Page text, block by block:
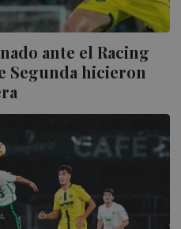
ante el Racing
Segunda hicieron